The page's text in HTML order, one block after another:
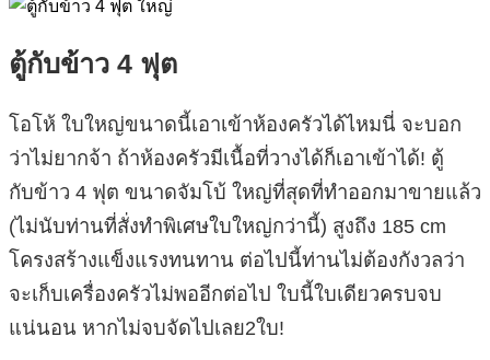
ตู้กับข้าว 4 ฟุต
โอโห้ ใบใหญ่ขนาดนี้เอาเข้าห้องครัวได้ไหมนี่ จะบอก
ว่าไม่ยากจ้า ถ้าห้องครัวมีเนื้อที่วางได้ก็เอาเข้าได้! ตู้
กับข้าว 4 ฟุต ขนาดจัมโบ้ ใหญ่ที่สุดที่ทำออกมาขายแล้ว
(ไม่นับท่านที่สั่งทำพิเศษใบใหญ่กว่านี้) สูงถึง 185 cm
โครงสร้างแข็งแรงทนทาน ต่อไปนี้ท่านไม่ต้องกังวลว่า
จะเก็บเครื่องครัวไม่พออีกต่อไป ใบนี้ใบเดียวครบจบ
แน่นอน หากไม่จบจัดไปเลย2ใบ!